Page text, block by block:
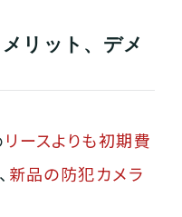
リット、デメ
リースよりも初期費
新品の防犯カメラ